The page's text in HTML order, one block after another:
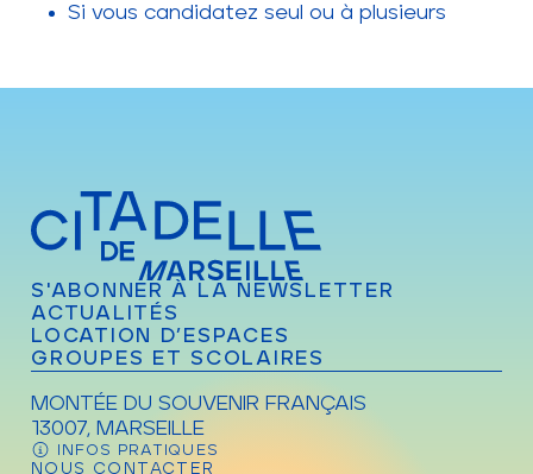
Si vous candidatez seul ou à plusieurs
S'ABONNER À LA NEWSLETTER
ACTUALITÉS
LOCATION D’ESPACES
GROUPES ET SCOLAIRES
MONTÉE DU SOUVENIR FRANÇAIS
13007, MARSEILLE
INFOS PRATIQUES
NOUS CONTACTER